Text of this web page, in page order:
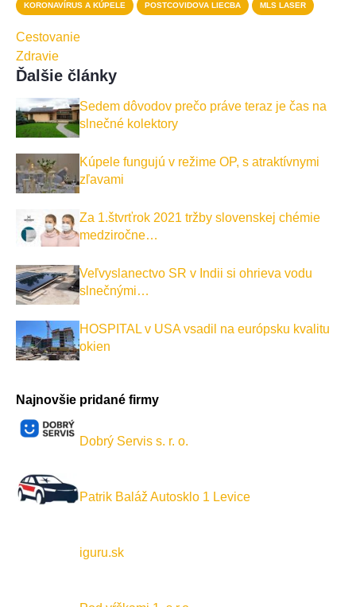
KORONAVÍRUS A KÚPELE POSTCOVIDOVA LIECBA MLS LASER
Cestovanie
Zdravie
Ďalšie články
Sedem dôvodov prečo práve teraz je čas na
slnečné kolektory
Kúpele fungujú v režime OP, s atraktívnymi
zľavami
Za 1.štvrťrok 2021 tržby slovenskej chémie
medziročne…
Veľvyslanectvo SR v Indii si ohrieva vodu
slnečnými…
HOSPITAL v USA vsadil na európsku kvalitu
okien
Najnovšie pridané firmy
Dobrý Servis s. r. o.
Patrik Baláž Autosklo 1 Levice
iguru.sk